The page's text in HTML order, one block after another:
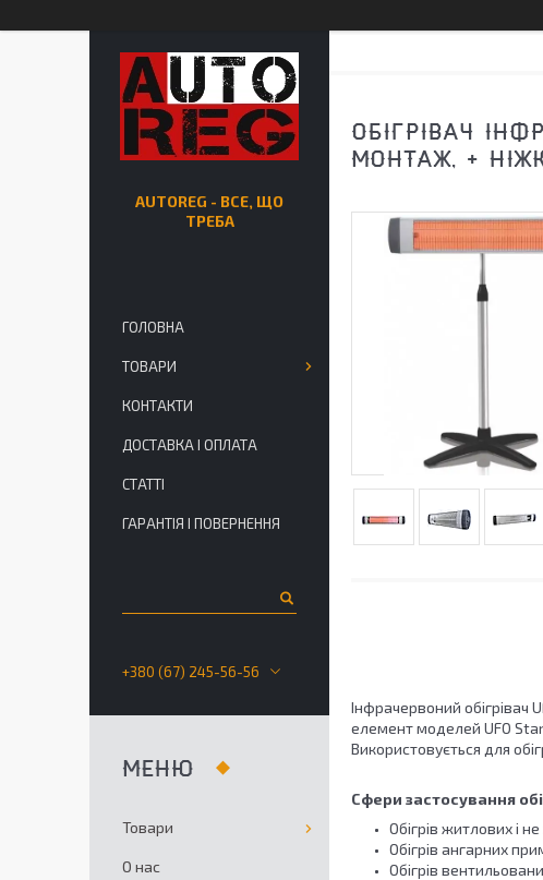
ОБІГРІВАЧ
МОНТАЖ, +
Інфрачервоний обігрівач
елемент моделей UFO
Використовується для
Сфери застосування
Обігрів житлових і
Обігрів ангарних
Обігрів
AUTOREG - ВСЕ, ЩО
ТРЕБА
ГОЛОВНА
ТОВАРИ
КОНТАКТИ
ДОСТАВКА І ОПЛАТА
СТАТТІ
ГАРАНТІЯ І ПОВЕРНЕННЯ
+380 (67) 245-56-56
Товари
О нас